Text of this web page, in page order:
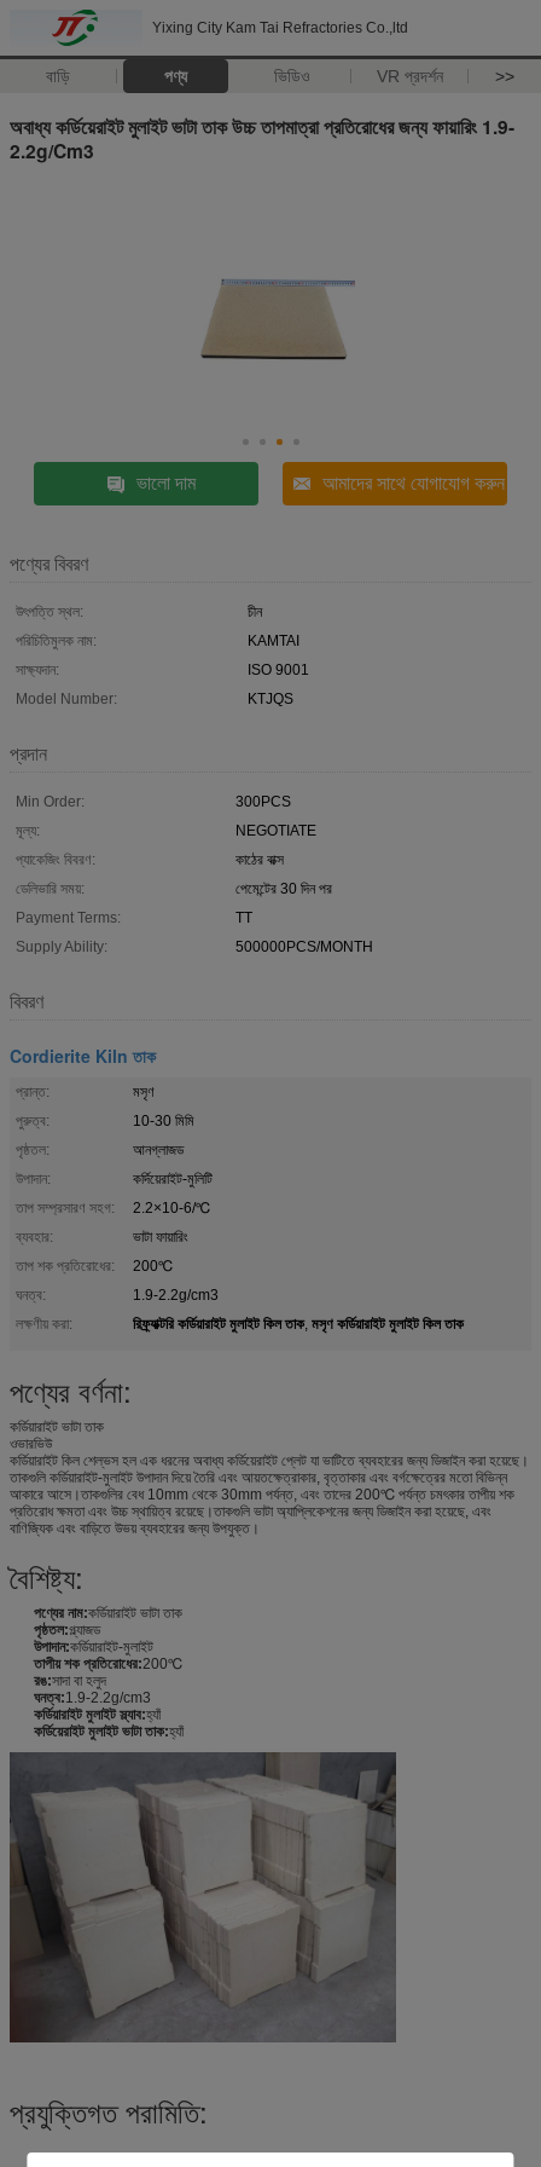
Yixing City Kam Tai Refractories Co.,ltd
বাড়ি পণ্য ভিডিও VR প্রদর্শন >>
অবাধ্য কর্ডিয়েরাইট মুলাইট ভাটা তাক উচ্চ তাপমাত্রা প্রতিরোধের জন্য ফায়ারিং 1.9-
2.2g/Cm3
ভালো দাম আমাদের সাথে যোগাযোগ করুন
পণ্যের বিবরণ
উৎপত্তি স্থল:
চীন
পরিচিতিমুলক নাম:
KAMTAI
সাক্ষ্যদান:
ISO 9001
Model Number:
KTJQS
প্রদান
Min Order:
300PCS
মূল্য:
NEGOTIATE
প্যাকেজিং বিবরণ:
কাঠের বাক্স
ডেলিভারি সময়:
পেমেন্টের 30 দিন পর
Payment Terms:
TT
Supply Ability:
500000PCS/MONTH
বিবরণ
Cordierite Kiln তাক
প্রান্ত:
মসৃণ
পুরুত্ব:
10-30 মিমি
পৃষ্ঠতল:
আনগ্লাজড
উপাদান:
কর্দিয়েরাইট-মুলিটি
তাপ সম্প্রসারণ সহগ:
2.2×10-6/℃
ব্যবহার:
ভাটা ফায়ারিং
তাপ শক প্রতিরোধের:
200℃
ঘনত্ব:
1.9-2.2g/cm3
লক্ষণীয় করা:
রিফ্র্যাক্টরি কর্ডিয়ারাইট মুলাইট কিল তাক, মসৃণ কর্ডিয়ারাইট মুলাইট কিল তাক
পণ্যের বর্ণনা:
কর্ডিয়ারাইট ভাটা তাক
ওভারভিউ
কর্ডিয়ারাইট কিল শেল্ভস হল এক ধরনের অবাধ্য কর্ডিয়েরাইট প্লেট যা ভাটিতে ব্যবহারের জন্য ডিজাইন করা হয়েছে।
তাকগুলি কর্ডিয়ারাইট-মুলাইট উপাদান দিয়ে তৈরি এবং আয়তক্ষেত্রাকার, বৃত্তাকার এবং বর্গক্ষেত্রের মতো বিভিন্ন
আকারে আসে।তাকগুলির বেধ 10mm থেকে 30mm পর্যন্ত, এবং তাদের 200℃ পর্যন্ত চমৎকার তাপীয় শক
প্রতিরোধ ক্ষমতা এবং উচ্চ স্থায়িত্ব রয়েছে।তাকগুলি ভাটা অ্যাপ্লিকেশনের জন্য ডিজাইন করা হয়েছে, এবং
বাণিজ্যিক এবং বাড়িতে উভয় ব্যবহারের জন্য উপযুক্ত।
বৈশিষ্ট্য:
পণ্যের নাম:কর্ডিয়ারাইট ভাটা তাক
পৃষ্ঠতল:গ্ল্যাজড
উপাদান:কর্ডিয়ারাইট-মুলাইট
তাপীয় শক প্রতিরোধের:200℃
রঙ:সাদা বা হলুদ
ঘনত্ব:1.9-2.2g/cm3
কর্ডিয়ারাইট মুলাইট স্ল্যাব:হ্যাঁ
কর্ডিয়েরাইট মুলাইট ভাটা তাক:হ্যাঁ
প্রযুক্তিগত পরামিতি: